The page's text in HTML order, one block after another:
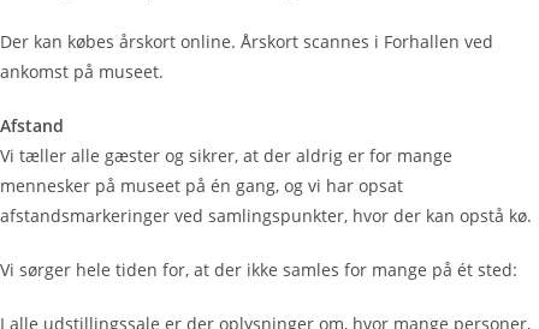
Der kan købes årskort online. Årskort scannes i Forhallen ved
ankomst på museet.
Afstand
Vi tæller alle gæster og sikrer, at der aldrig er for mange
mennesker på museet på én gang, og vi har opsat
afstandsmarkeringer ved samlingspunkter, hvor der kan opstå kø.
Vi sørger hele tiden for, at der ikke samles for mange på ét sted:
I alle udstillingssale er der oplysninger om, hvor mange personer,